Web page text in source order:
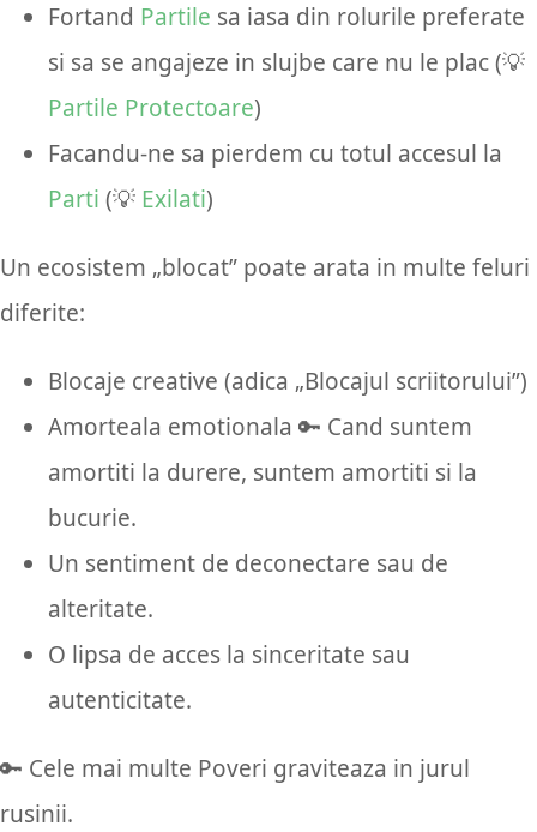
Fortand Partile sa iasa din rolurile preferate
si sa se angajeze in slujbe care nu le plac (💡
Partile Protectoare)
Facandu-ne sa pierdem cu totul accesul la
Parti (💡 Exilati)
Un ecosistem „blocat” poate arata in multe feluri
diferite:
Blocaje creative (adica „Blocajul scriitorului”)
Amorteala emotionala 🔑 Cand suntem
amortiti la durere, suntem amortiti si la
bucurie.
Un sentiment de deconectare sau de
alteritate.
O lipsa de acces la sinceritate sau
autenticitate.
🔑 Cele mai multe Poveri graviteaza in jurul
rusinii.